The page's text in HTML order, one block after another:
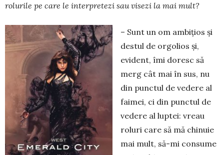
ro­lurile pe care le inter­pre­tezi sau visezi la mai mult?
– Sunt un om am­biţios şi
destul de or­golios şi,
evident, îmi doresc să
merg cât mai în sus, nu
din punctul de vedere al
fai­mei, ci din punctul de
vedere al luptei: vreau
roluri care să mă chi­nuie
mai mult, să-mi con­­sume